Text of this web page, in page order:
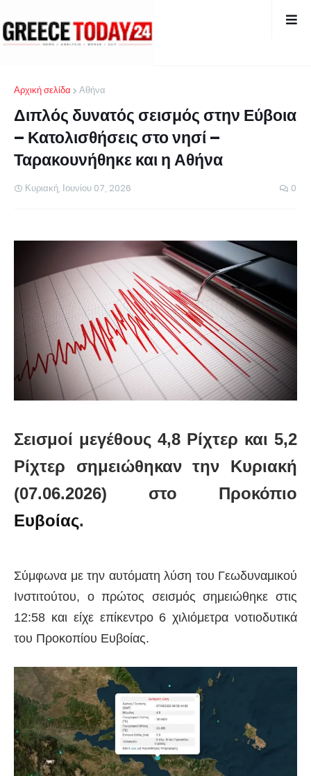
Αρχική σελίδα Αθήνα
Διπλός δυνατός σεισμός στην Εύβοια
– Κατολισθήσεις στο νησί –
Ταρακουνήθηκε και η Αθήνα
Κυριακή, Ιουνίου 07, 2026 0
Σεισμοί μεγέθους 4,8 Ρίχτερ και 5,2
Ρίχτερ σημειώθηκαν την Κυριακή
(07.06.2026) στο Προκόπιο
Ευβοίας.
Σύμφωνα με την αυτόματη λύση του Γεωδυναμικού
Ινστιτούτου, ο πρώτος σεισμός σημειώθηκε στις
12:58 και είχε επίκεντρο 6 χιλιόμετρα νοτιοδυτικά
του Προκοπίου Ευβοίας.